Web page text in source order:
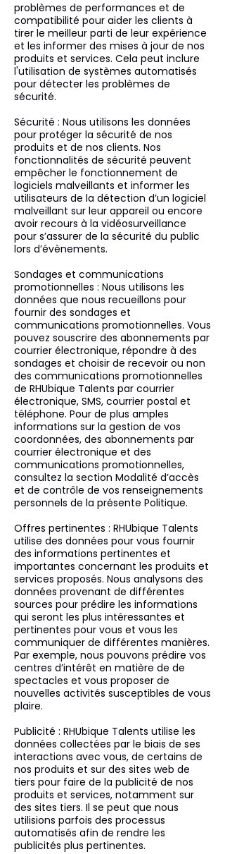
problèmes de performances et de
compatibilité pour aider les clients à
tirer le meilleur parti de leur expérience
et les informer des mises à jour de nos
produits et services. Cela peut inclure
l'utilisation de systèmes automatisés
pour détecter les problèmes de
sécurité.
Sécurité : Nous utilisons les données
pour protéger la sécurité de nos
produits et de nos clients. Nos
fonctionnalités de sécurité peuvent
empêcher le fonctionnement de
logiciels malveillants et informer les
utilisateurs de la détection d’un logiciel
malveillant sur leur appareil ou encore
avoir recours à la vidéosurveillance
pour s’assurer de la sécurité du public
lors d’évènements.
Sondages et communications
promotionnelles : Nous utilisons les
données que nous recueillons pour
fournir des sondages et
communications promotionnelles. Vous
pouvez souscrire des abonnements par
courrier électronique, répondre à des
sondages et choisir de recevoir ou non
des communications promotionnelles
de RHUbique Talents par courrier
électronique, SMS, courrier postal et
téléphone. Pour de plus amples
informations sur la gestion de vos
coordonnées, des abonnements par
courrier électronique et des
communications promotionnelles,
consultez la section Modalité d’accès
et de contrôle de vos renseignements
personnels de la présente Politique.
Offres pertinentes : RHUbique Talents
utilise des données pour vous fournir
des informations pertinentes et
importantes concernant les produits et
services proposés. Nous analysons des
données provenant de différentes
sources pour prédire les informations
qui seront les plus intéressantes et
pertinentes pour vous et vous les
communiquer de différentes manières.
Par exemple, nous pouvons prédire vos
centres d’intérêt en matière de de
spectacles et vous proposer de
nouvelles activités susceptibles de vous
plaire.
Publicité : RHUbique Talents utilise les
données collectées par le biais de ses
interactions avec vous, de certains de
nos produits et sur des sites web de
tiers pour faire de la publicité de nos
produits et services, notamment sur
des sites tiers. Il se peut que nous
utilisions parfois des processus
automatisés afin de rendre les
publicités plus pertinentes.